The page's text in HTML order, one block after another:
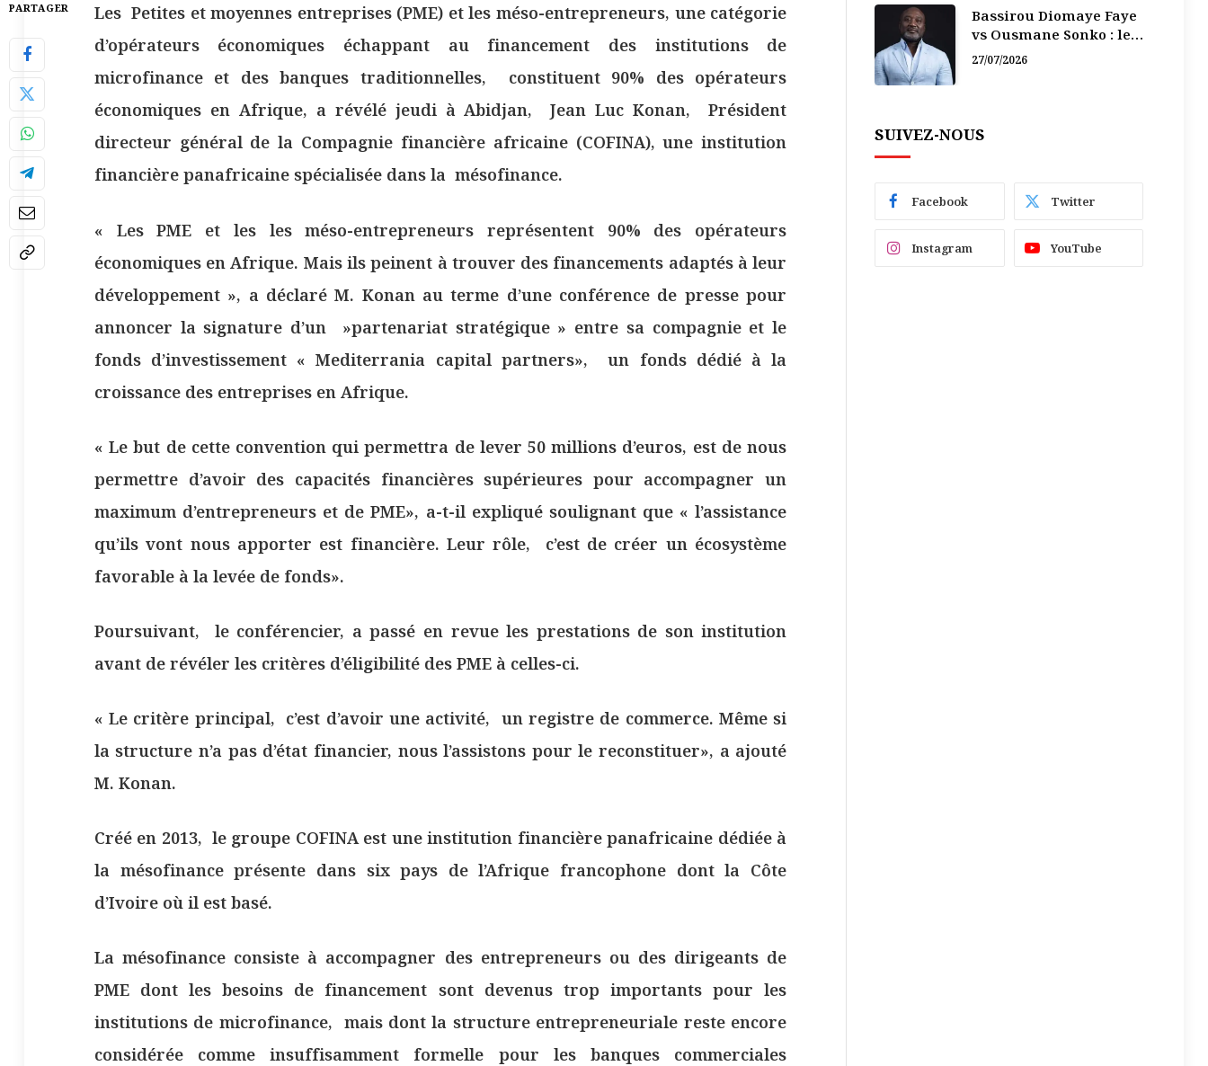
PARTAGER
Les Petites et moyennes entreprises (PME) et les méso-entrepreneurs, une catégorie
d’opérateurs économiques échappant au financement des institutions de
microfinance et des banques traditionnelles, constituent 90% des opérateurs
économiques en Afrique, a révélé jeudi à Abidjan, Jean Luc Konan, Président
directeur général de la Compagnie financière africaine (COFINA), une institution
financière panafricaine spécialisée dans la mésofinance.
« Les PME et les les méso-entrepreneurs représentent 90% des opérateurs
économiques en Afrique. Mais ils peinent à trouver des financements adaptés à leur
développement », a déclaré M. Konan au terme d’une conférence de presse pour
annoncer la signature d’un »partenariat stratégique » entre sa compagnie et le
fonds d’investissement « Mediterrania capital partners», un fonds dédié à la
croissance des entreprises en Afrique.
« Le but de cette convention qui permettra de lever 50 millions d’euros, est de nous
permettre d’avoir des capacités financières supérieures pour accompagner un
maximum d’entrepreneurs et de PME», a-t-il expliqué soulignant que « l’assistance
qu’ils vont nous apporter est financière. Leur rôle, c’est de créer un écosystème
favorable à la levée de fonds».
Poursuivant, le conférencier, a passé en revue les prestations de son institution
avant de révéler les critères d’éligibilité des PME à celles-ci.
« Le critère principal, c’est d’avoir une activité, un registre de commerce. Même si
la structure n’a pas d’état financier, nous l’assistons pour le reconstituer», a ajouté
M. Konan.
Créé en 2013, le groupe COFINA est une institution financière panafricaine dédiée à
la mésofinance présente dans six pays de l’Afrique francophone dont la Côte
d’Ivoire où il est basé.
La mésofinance consiste à accompagner des entrepreneurs ou des dirigeants de
PME dont les besoins de financement sont devenus trop importants pour les
institutions de microfinance, mais dont la structure entrepreneuriale reste encore
considérée comme insuffisamment formelle pour les banques commerciales
Bassirou Diomaye Faye
vs Ousmane Sonko : le
vacarme du pouvoir ne
27/07/2026
SUIVEZ-NOUS
Facebook Twitter
Instagram YouTube